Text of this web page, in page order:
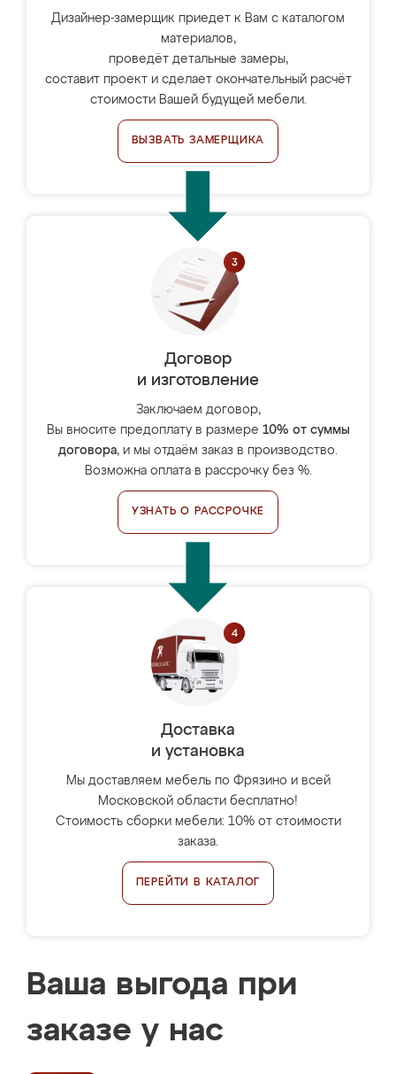
Дизайнер-замерщик приедет к Вам с каталогом
материалов,
проведёт детальные замеры,
составит проект и сделает окончательный расчёт
стоимости Вашей будущей мебели.
ВЫЗВАТЬ ЗАМЕРЩИКА
Договор
и изготовление
Заключаем договор,
Вы вносите предоплату в размере 10% от суммы
договора, и мы отдаём заказ в производство.
Возможна оплата в рассрочку без %.
УЗНАТЬ О РАССРОЧКЕ
Доставка
и установка
Мы доставляем мебель по Фрязино и всей
Московской области бесплатно!
Стоимость сборки мебели: 10% от стоимости
заказа.
ПЕРЕЙТИ В КАТАЛОГ
Ваша выгода при
заказе у нас